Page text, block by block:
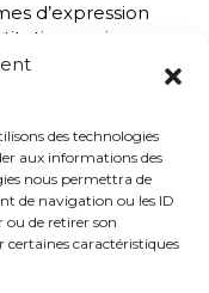
des technologies
aux informations des
nous permettra de
de navigation ou les ID
ou de retirer son
caractéristiques
d’expression
qui, comme
des autres.
et le Bureau